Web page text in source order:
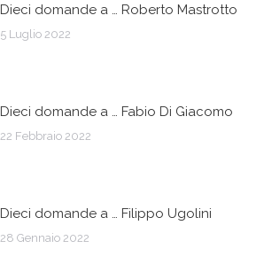
Dieci domande a … Roberto Mastrotto
5 Luglio 2022
Dieci domande a … Fabio Di Giacomo
22 Febbraio 2022
Dieci domande a … Filippo Ugolini
28 Gennaio 2022